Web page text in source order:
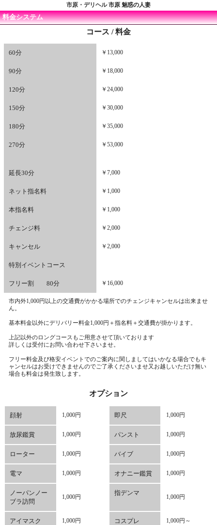
市原・デリヘル 市原 魅惑の人妻
料金システム
コース / 料金
60分 ￥13,000
90分 ￥18,000
120分 ￥24,000
150分 ￥30,000
180分 ￥35,000
270分 ￥53,000
延長30分 ￥7,000
ネット指名料 ￥1,000
本指名料 ￥1,000
チェンジ料 ￥2,000
キャンセル ￥2,000
特別イベントコース
フリー割 80分 ￥16,000
市内外1,000円以上の交通費がかかる場所でのチェンジキャンセルは出来ませ
ん。
基本料金以外にデリバリー料金1,000円＋指名料＋交通費が掛かります。
上記以外のロングコースもご用意させて頂いております
詳しくは受付にお問い合わせ下さいませ。
フリー料金及び格安イベントでのご案内に関しましてはいかなる場合でもキ
ャンセルはお受けできませんのでご了承くださいませ又お越しいただけ無い
場合も料金は発生致します。
オプション
顔射 1,000円 即尺 1,000円
放尿鑑賞 1,000円 パンスト 1,000円
ローター 1,000円 バイブ 1,000円
電マ 1,000円 オナニー鑑賞 1,000円
ノーパンノー
ブラ訪問
1,000円
指デンマ
1,000円
アイマスク 1,000円 コスプレ 1,000円～